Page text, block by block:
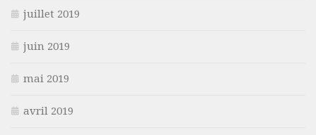
juillet 2019
juin 2019
mai 2019
avril 2019